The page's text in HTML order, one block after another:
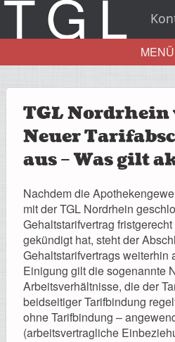
Über
MENÜ
TGL Nordrhein
Neuer
aus – Was gilt
Nachdem die
mit der TGL Nordrhein
Gehaltstarifvertrag
gekündigt hat, steht der
Gehaltstarifvertrags weiterhin
Einigung gilt die sogenannte
Arbeitsverhältnisse, die der
beidseitiger Tarifbindung
ohne Tarifbindung –
(arbeitsvertragliche